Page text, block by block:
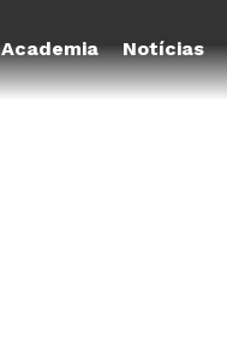
Academia Notícias